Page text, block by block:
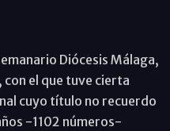
Diócesis Málaga,
el que tuve cierta
cuyo título no recuerdo
-1102 números-